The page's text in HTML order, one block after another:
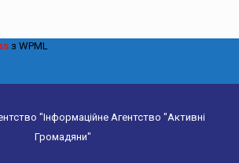
"Інформаційне Агентство "Активні
Громадяни"
з WPML